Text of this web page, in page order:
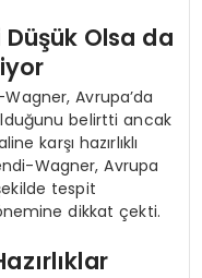
Düşük Olsa da
Avrupa’da
belirtti ancak
karşı hazırlıklı
Wagner, Avrupa
tespit
dikkat çekti.